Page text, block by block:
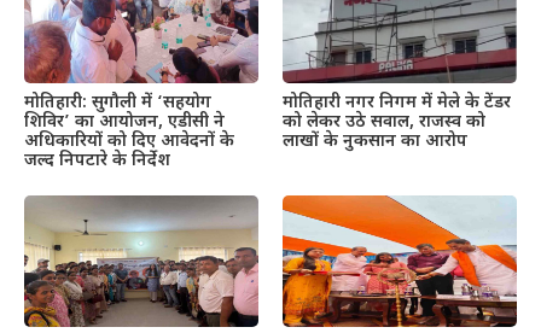
मोतिहारी: सुगौली में ‘सहयोग
शिविर’ का आयोजन, एडीसी ने
अधिकारियों को दिए आवेदनों के
जल्द निपटारे के निर्देश
मोतिहारी नगर निगम में मेले के टेंडर
को लेकर उठे सवाल, राजस्व को
लाखों के नुकसान का आरोप